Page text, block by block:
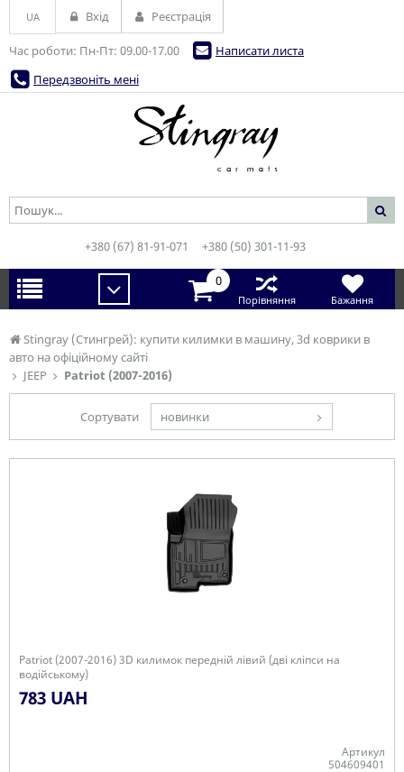
Stingray (Стингрей): купити килимки в машину, 3d коврики в
авто на офіційному сайті
JEEP
Patriot (2007-2016)
Сортувати новинки
Patriot (2007-2016) 3D килимок передній лівий (дві кліпси на
водійському)
783 UAH
Артикул
504609401
Час роботи: Пн-Пт: 09.00-17.00
Написати листа
Передзвоніть мені
UA Вхід Реєстрація
+380 (67) 81-91-071 +380 (50) 301-11-93
0
Порівняння Бажання